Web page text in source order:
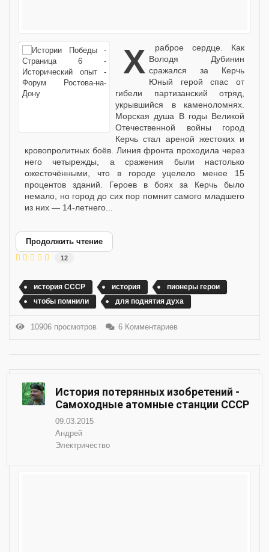
Храброе сердце. Как Володя Дубинин
сражался за Керчь
Юный герой спас от
гибели партизанский отряд,
укрывшийся в каменоломнях.
Морская душа В годы Великой
Отечественной войны город
Керчь стал ареной жестоких и
кровопролитных боёв. Линия фронта проходила через
него четырежды, а сражения были настолько
ожесточёнными, что в городе уцелело менее 15
процентов зданий. Героев в боях за Керчь было
немало, но город до сих пор помнит самого младшего
из них — 14-летнего...
Продолжить чтение
12
история СССР история
пионеры герои
чтобы помнили
для поднятия духа
10906 просмотров 6 Комментариев
История потерянных изобретений -
Самоходные атомные станции СССР
09.03.2015
Андрей
Электричество